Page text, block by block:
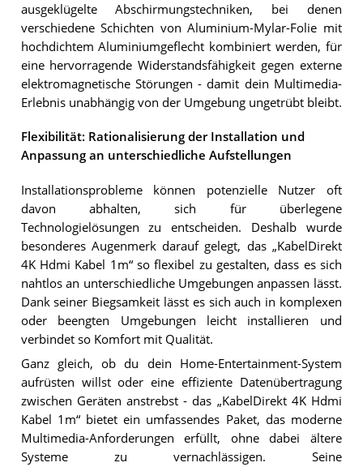
ausgeklügelte Abschirmungstechniken, bei denen
verschiedene Schichten von Aluminium-Mylar-Folie mit
hochdichtem Aluminiumgeflecht kombiniert werden, für
eine hervorragende Widerstandsfähigkeit gegen externe
elektromagnetische Störungen - damit dein Multimedia-
Erlebnis unabhängig von der Umgebung ungetrübt bleibt.
Flexibilität: Rationalisierung der Installation und
Anpassung an unterschiedliche Aufstellungen
Installationsprobleme können potenzielle Nutzer oft
davon abhalten, sich für überlegene
Technologielösungen zu entscheiden. Deshalb wurde
besonderes Augenmerk darauf gelegt, das „KabelDirekt
4K Hdmi Kabel 1m“ so flexibel zu gestalten, dass es sich
nahtlos an unterschiedliche Umgebungen anpassen lässt.
Dank seiner Biegsamkeit lässt es sich auch in komplexen
oder beengten Umgebungen leicht installieren und
verbindet so Komfort mit Qualität.
Ganz gleich, ob du dein Home-Entertainment-System
aufrüsten willst oder eine effiziente Datenübertragung
zwischen Geräten anstrebst - das „KabelDirekt 4K Hdmi
Kabel 1m“ bietet ein umfassendes Paket, das moderne
Multimedia-Anforderungen erfüllt, ohne dabei ältere
Systeme zu vernachlässigen. Seine